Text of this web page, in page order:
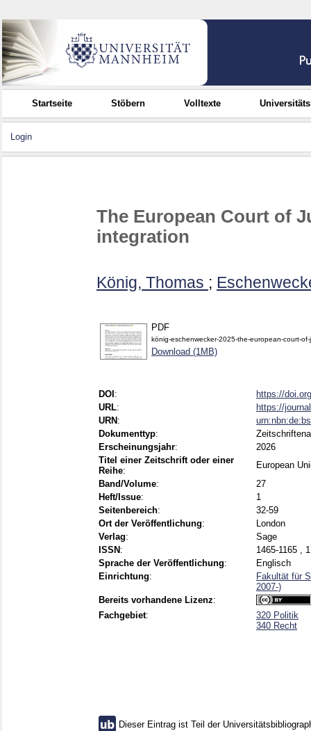
Startseite Stöbern Volltexte
Login
The European Court of
integration
König, Thomas ;
PDF
könig-eschenwecker-2025-the-european-court-
Download (1MB)
DOI :
https://
URL:
https://
URN :
Dokumenttyp:
Erscheinungsjahr:
2026
Titel einer Zeitschrift oder einer
Reihe:
European
Band/Volume:
27
Heft/Issue:
1
Seitenbereich:
32-59
Ort der Veröffentlichung:
London
Verlag:
Sage
ISSN :
1465-1165 ,
Sprache der Veröffentlichung:
Englisch
Einrichtung:
Fakultät für
2007-)
Bereits vorhandene Lizenz:
Fachgebiet:
320 Politik
340 Recht
Dieser Eintrag ist Teil der